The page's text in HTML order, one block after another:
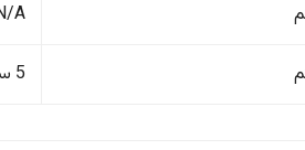
A
5 سنوات/150,000 كم